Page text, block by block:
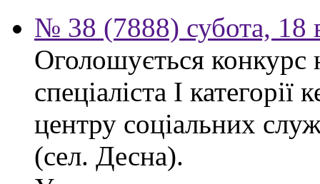
№ 38 (7888) субота, 18
Оголошується конкурс
спеціаліста І категорії
центру соціальних
(сел. Десна).